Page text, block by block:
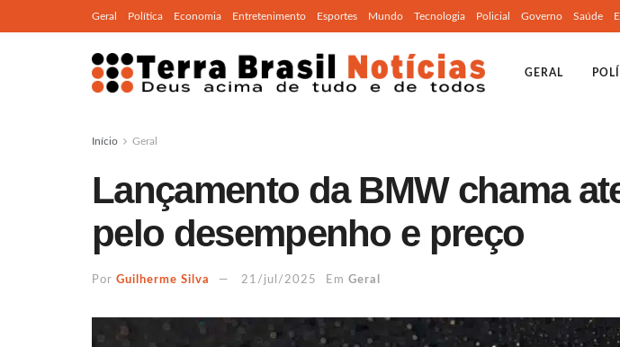
Geral Política Economia Entretenimento Esportes Mundo Tecnologia Policial Governo Saúde
GERAL
Início Geral
Lançamento da BMW chama
pelo desempenho e preço
Por Guilherme Silva 21/jul/2025 Em Geral